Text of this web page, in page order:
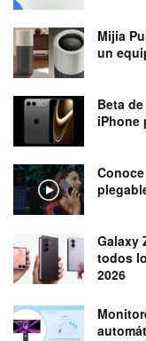
Mijia
un
Beta
iPhone
Galaxy
todos
2026